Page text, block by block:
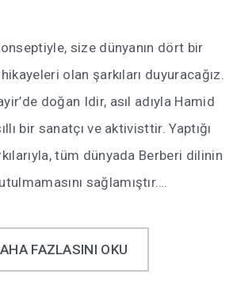
size dünyanın dört bir
hikayeleri olan şarkıları duyuracağız.
doğan Idir, asıl adıyla Hamid
bir sanatçı ve aktivisttir. Yaptığı
tüm dünyada Berberi dilinin
sağlamıştır….
FAZLASINI OKU